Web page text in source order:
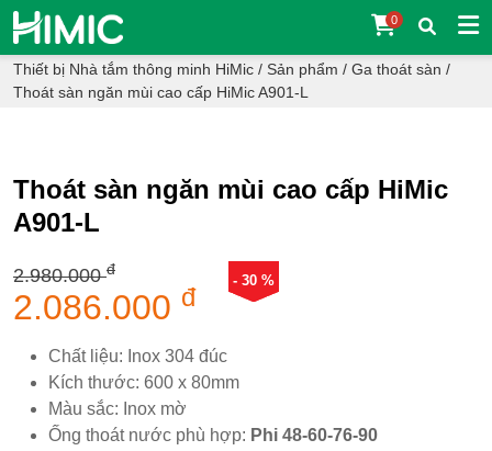
0
Thiết bị Nhà tắm thông minh HiMic / Sản phẩm / Ga thoát sàn /
Thoát sàn ngăn mùi cao cấp HiMic A901-L
Thoát sàn ngăn mùi cao cấp HiMic
A901-L
2.980.000đ
2.086.000 đ
- 30 %
Chất liệu: Inox 304 đúc
Kích thước: 600 x 80mm
Màu sắc: Inox mờ
Ống thoát nước phù hợp: Phi 48-60-76-90